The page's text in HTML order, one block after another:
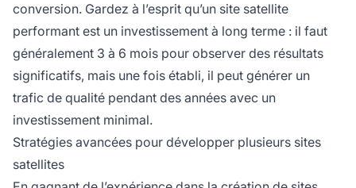
conversion. Gardez à l’esprit qu’un site satellite
performant est un investissement à long terme : il faut
généralement 3 à 6 mois pour observer des résultats
significatifs, mais une fois établi, il peut générer un
trafic de qualité pendant des années avec un
investissement minimal.
Stratégies avancées pour développer plusieurs sites
satellites